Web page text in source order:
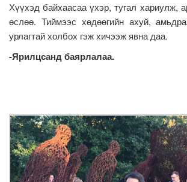
Хүүхэд байхаасаа үхэр, тугал хариулж,
өслөө. Тиймээс хөдөөгийн ахуй,
урлагтай холбох гэж хичээж явна даа.
-Ярилцсанд баярлалаа.